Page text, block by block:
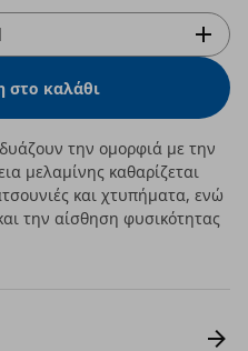
στο καλάθι
την ομορφιά με την
μελαμίνης καθαρίζεται
και χτυπήματα, ενώ
την αίσθηση φυσικότητας